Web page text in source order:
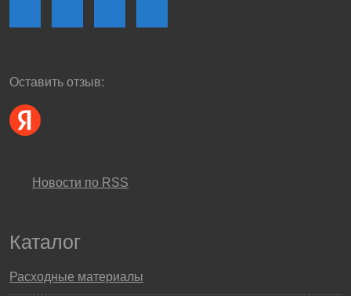
Оставить отзыв:
Новости по RSS
Каталог
Расходные материалы